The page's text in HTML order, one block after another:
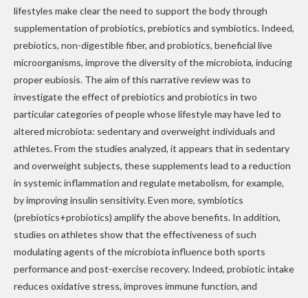
lifestyles make clear the need to support the body through
supplementation of probiotics, prebiotics and symbiotics. Indeed,
prebiotics, non-digestible fiber, and probiotics, beneficial live
microorganisms, improve the diversity of the microbiota, inducing
proper eubiosis. The aim of this narrative review was to
investigate the effect of prebiotics and probiotics in two
particular categories of people whose lifestyle may have led to
altered microbiota: sedentary and overweight individuals and
athletes. From the studies analyzed, it appears that in sedentary
and overweight subjects, these supplements lead to a reduction
in systemic inflammation and regulate metabolism, for example,
by improving insulin sensitivity. Even more, symbiotics
(prebiotics+probiotics) amplify the above benefits. In addition,
studies on athletes show that the effectiveness of such
modulating agents of the microbiota influence both sports
performance and post-exercise recovery. Indeed, probiotic intake
reduces oxidative stress, improves immune function, and